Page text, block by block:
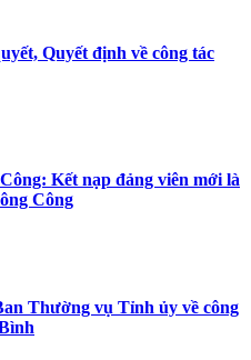
Quyết định về công tác
Kết nạp đảng viên mới là
Công
Thường vụ Tỉnh ủy về công